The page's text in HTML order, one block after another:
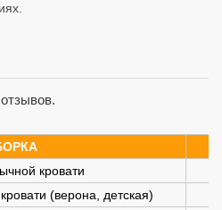
кровати
(верона, детская)